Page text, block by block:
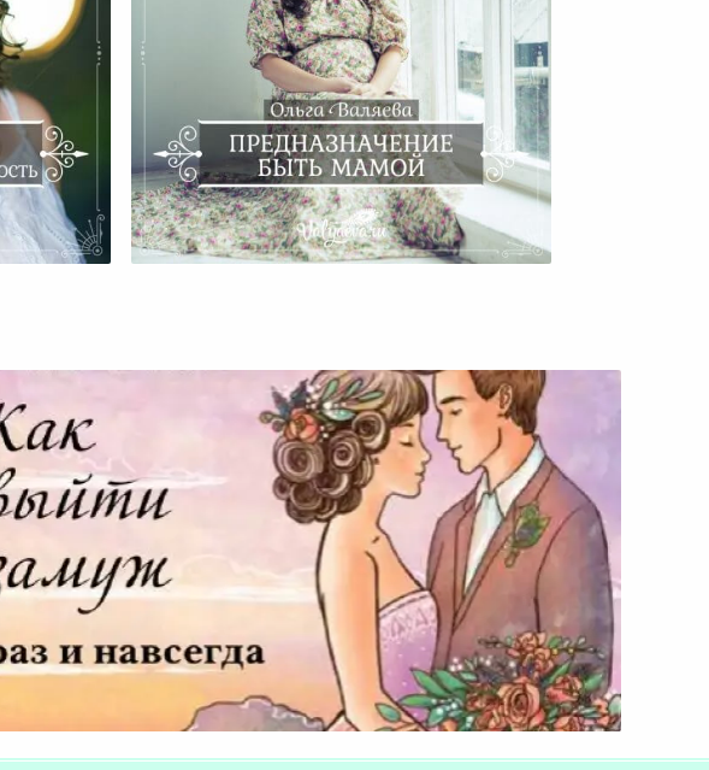
–
Предназначение Быть Мамой